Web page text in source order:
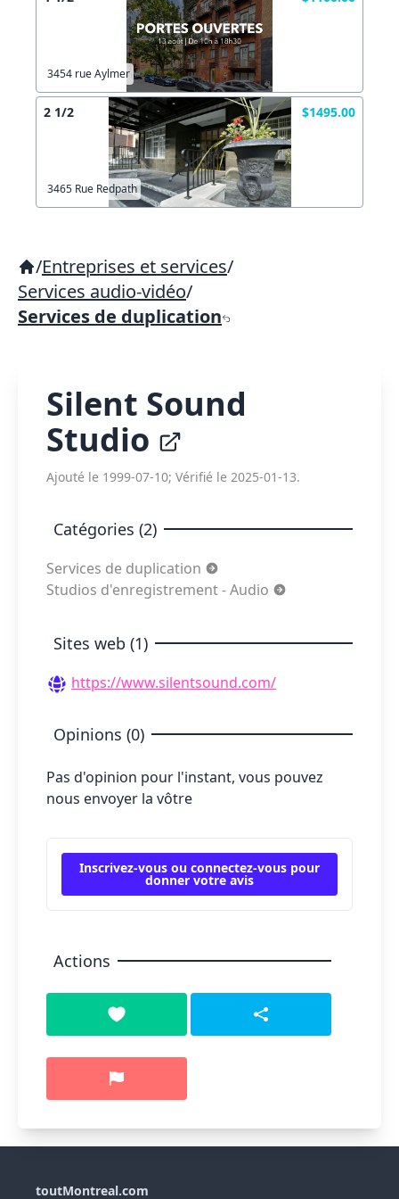
3454 rue Aylmer
2 1/2 $1495.00
3465 Rue Redpath
/Entreprises et services/
Services audio-vidéo/
Services de duplication
Silent Sound
Studio
Ajouté le 1999-07-10; Vérifié le 2025-01-13.
Catégories (2)
Services de duplication
Studios d'enregistrement - Audio
Sites web (1)
https://www.silentsound.com/
Opinions (0)
Pas d'opinion pour l'instant, vous pouvez
nous envoyer la vôtre
Inscrivez-vous ou connectez-vous pour
donner votre avis
Actions
toutMontreal.com